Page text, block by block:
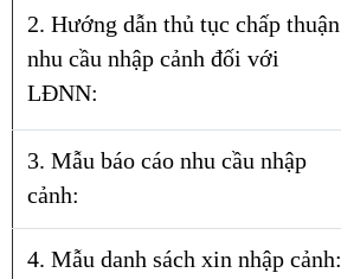
2. Hướng dẫn thủ tục chấp thuận
nhu cầu nhập cảnh đối với
LĐNN:
3. Mẫu báo cáo nhu cầu nhập
cảnh:
4. Mẫu danh sách xin nhập cảnh: